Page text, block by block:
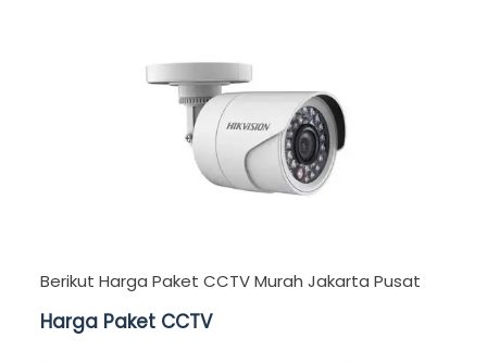
Berikut Harga Paket CCTV Murah Jakarta Pusat
Harga Paket CCTV